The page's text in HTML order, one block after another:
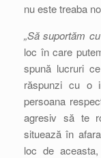
nu este treaba
„Să suportăm
loc în care
spună lucruri
răspunzi cu o
persoana
agresiv să te
situează în
loc de